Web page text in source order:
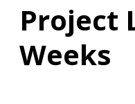
Project
Weeks